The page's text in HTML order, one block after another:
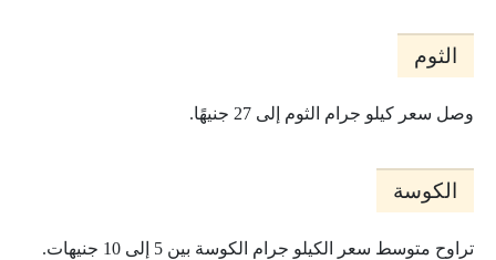
الثوم
وصل سعر كيلو جرام الثوم إلى 27 جنيهًا.
الكوسة
تراوح متوسط سعر الكيلو جرام الكوسة بين 5 إلى 10 جنيهات.